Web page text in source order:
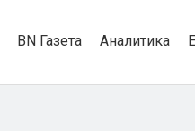
BN Газета Аналитика